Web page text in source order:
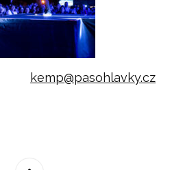
kemp@pasohlavky.cz